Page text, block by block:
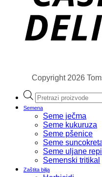
Copyright 2026
Products
search
Semena
Seme ječma
Seme kukuruza
Seme pšenice
Seme
Seme uljane
Semenski tritikal
Zaštita bilja